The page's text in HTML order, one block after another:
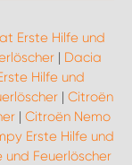
Erste Hilfe und
| Dacia
Hilfe und
| Citroën
| Citroën Nemo
Erste Hilfe und
und Feuerlöscher